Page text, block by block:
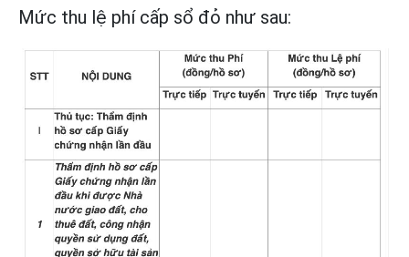
Mức thu lệ phí cấp sổ đỏ như sau: